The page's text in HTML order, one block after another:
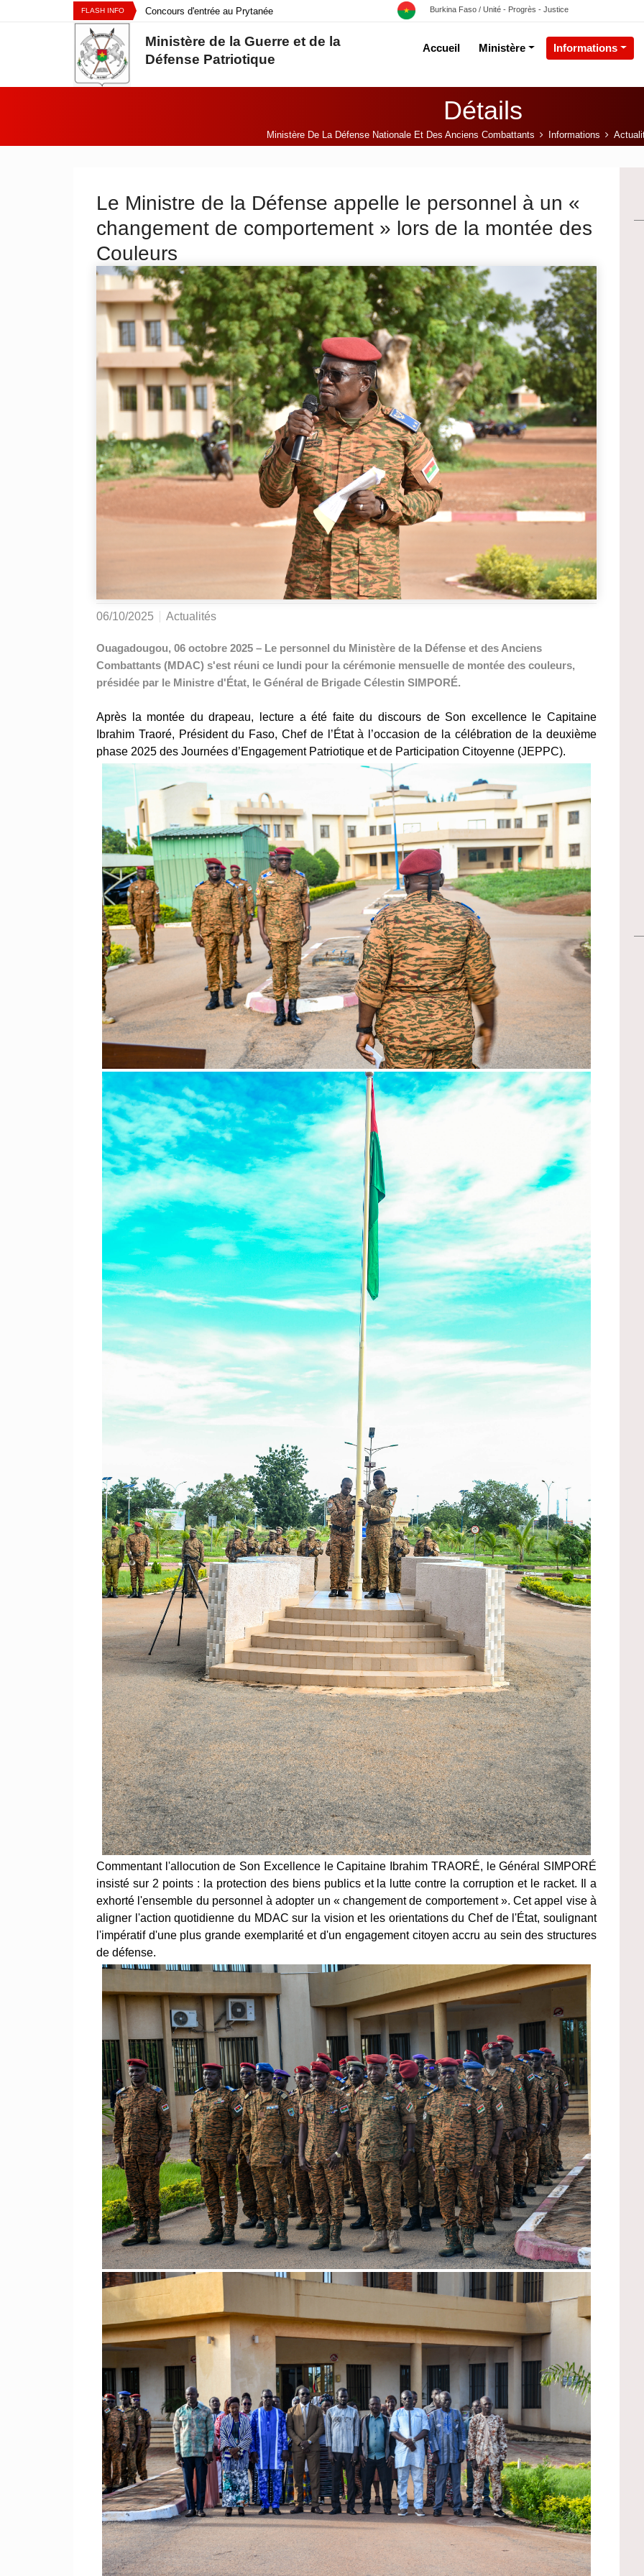
Aller au contenu principal
FLASH INFO
Organisation du concours d’entrée
Concours d'entrée au Prytanée
COMMUNIQUE DE PRESSE Burkina Faso / Unité - Progrès - Justice
Ministère de la Guerre et de la
Défense Patriotique
Accueil Ministère Informations
Détails
Ministère De La Défense Nationale Et Des Anciens Combattants Informations
Le Ministre de la Défense appelle le personnel à un «
changement de comportement » lors de la montée des
Couleurs
06/10/2025 Actualités
Ouagadougou, 06 octobre 2025 – Le personnel du Ministère de la Défense et des Anciens
Combattants (MDAC) s'est réuni ce lundi pour la cérémonie mensuelle de montée des couleurs,
présidée par le Ministre d'État, le Général de Brigade Célestin SIMPORÉ.
Après la montée du drapeau, lecture a été faite du discours de Son excellence le Capitaine
Ibrahim Traoré, Président du Faso, Chef de l’État à l’occasion de la célébration de la deuxième
phase 2025 des Journées d’Engagement Patriotique et de Participation Citoyenne (JEPPC).
Commentant l'allocution de Son Excellence le Capitaine Ibrahim TRAORÉ, le Général SIMPORÉ
insisté sur 2 points : la protection des biens publics et la lutte contre la corruption et le racket. Il a
exhorté l'ensemble du personnel à adopter un « changement de comportement ». Cet appel vise à
aligner l'action quotidienne du MDAC sur la vision et les orientations du Chef de l'État, soulignant
l'impératif d'une plus grande exemplarité et d'un engagement citoyen accru au sein des structures
de défense.